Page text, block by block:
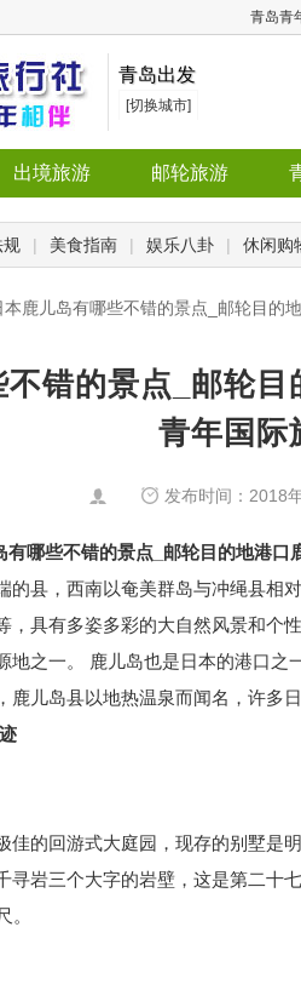
青岛青
青岛出发
[切换城市]
出境旅游 邮轮旅游
规 | 美食指南 | 娱乐八卦 | 休闲购
本鹿儿岛有哪些不错的景点_邮轮目的
不错的景点_邮轮
青年国际
发布时间：2018
有哪些不错的景点 _邮轮目的地港
的县，西南以奄美群岛与冲绳县相
，具有多姿多彩的大自然风景和个
地之一。
鹿儿岛也是日本的港口之
，鹿儿岛县以地热温泉而闻名，许多
佳的回游式大庭园，现存的别墅是
寻岩三个大字的岩壁，这是第二十
。